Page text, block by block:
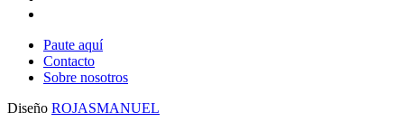
Paute aquí
Contacto
Sobre nosotros
Diseño ROJASMANUEL